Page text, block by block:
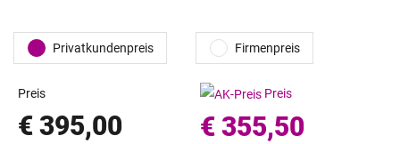
Privatkundenpreis Firmenpreis
Preis
€ 395,00
Preis
€ 355,50